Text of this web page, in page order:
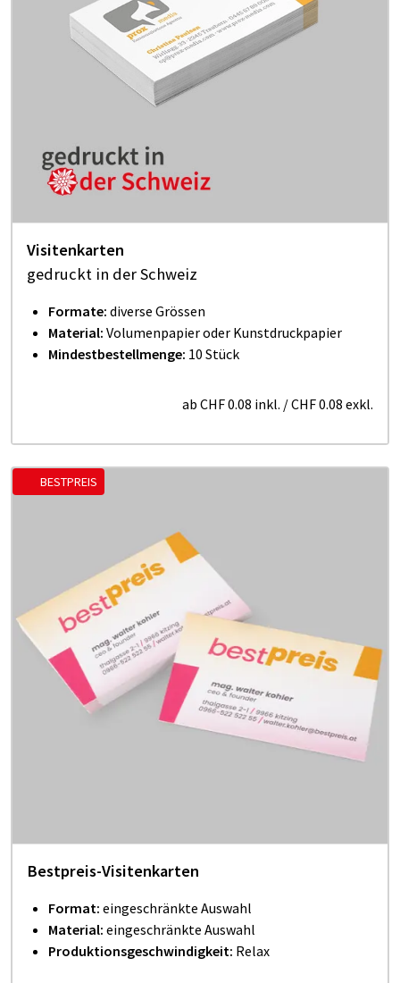
Visitenkarten
gedruckt in der Schweiz
Formate: diverse Grössen
Material: Volumenpapier oder Kunstdruckpapier
Mindestbestellmenge: 10 Stück
ab CHF 0.08 inkl. /CHF 0.08 exkl.
BESTPREIS
Bestpreis-Visitenkarten
Format: eingeschränkte Auswahl
Material: eingeschränkte Auswahl
Produktionsgeschwindigkeit: Relax